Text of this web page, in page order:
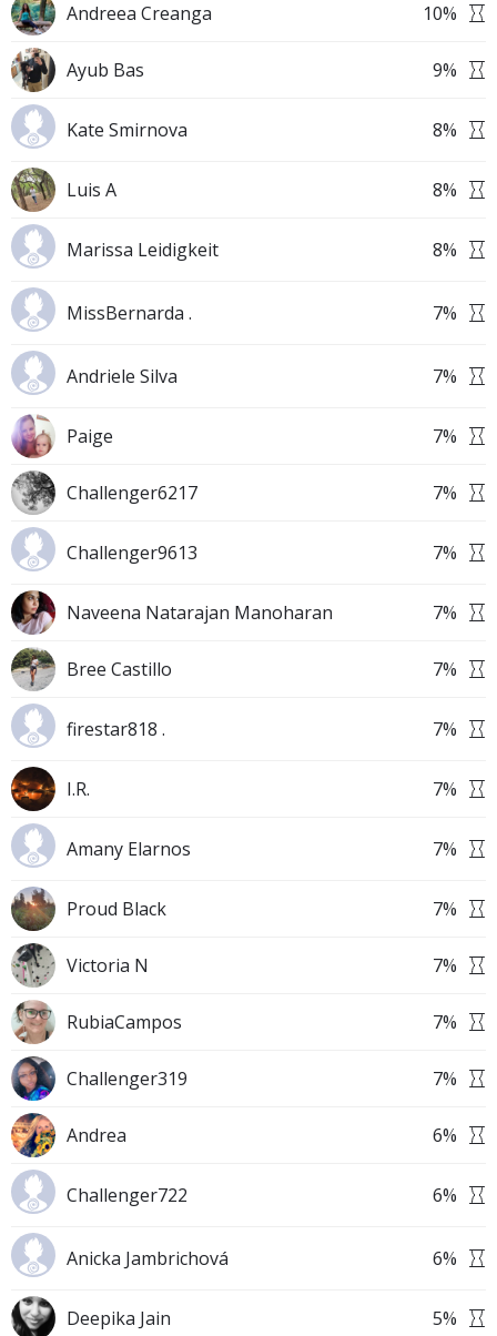
Andreea Creanga 10%
Ayub Bas 9%
Kate Smirnova 8%
Luis A 8%
Marissa Leidigkeit 8%
MissBernarda . 7%
Andriele Silva 7%
Paige 7%
Challenger6217 7%
Challenger9613 7%
Naveena Natarajan Manoharan 7%
Bree Castillo 7%
firestar818 . 7%
I.R. 7%
Amany Elarnos 7%
Proud Black 7%
Victoria N 7%
RubiaCampos 7%
Challenger319 7%
Andrea 6%
Challenger722 6%
Anicka Jambrichová 6%
Deepika Jain 5%